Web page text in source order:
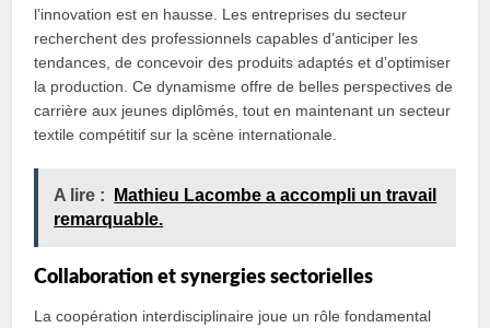
l’innovation est en hausse. Les entreprises du secteur
recherchent des professionnels capables d’anticiper les
tendances, de concevoir des produits adaptés et d’optimiser
la production. Ce dynamisme offre de belles perspectives de
carrière aux jeunes diplômés, tout en maintenant un secteur
textile compétitif sur la scène internationale.
A lire :
Mathieu Lacombe a accompli un travail
remarquable.
Collaboration et synergies sectorielles
La coopération interdisciplinaire joue un rôle fondamental